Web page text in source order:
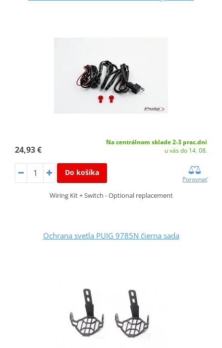
24,93 €
Na centrálnom sklade 2-3 prac.dni
u vás do 14. 08.
Do košíka
Porovnať
Wiring Kit + Switch - Optional replacement
Ochrana svetla PUIG 9785N čierna sada